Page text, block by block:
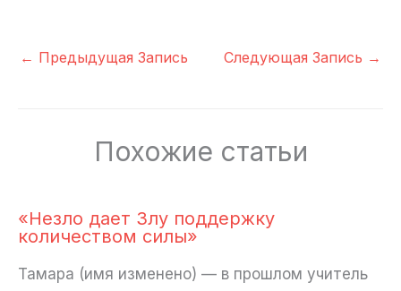
← Предыдущая Запись Следующая Запись →
Похожие статьи
«Незло дает Злу поддержку
количеством силы»
Тамара (имя изменено) — в прошлом учитель